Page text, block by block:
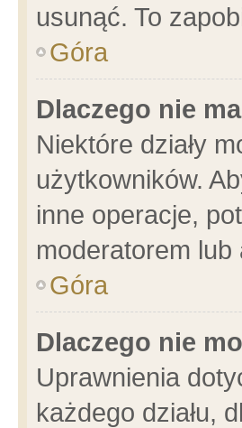
usunąć. To
Góra
Dlaczego nie
Niektóre działy
użytkowników.
inne operacje,
moderatorem
Góra
Dlaczego nie
Uprawnienia
każdego działu,